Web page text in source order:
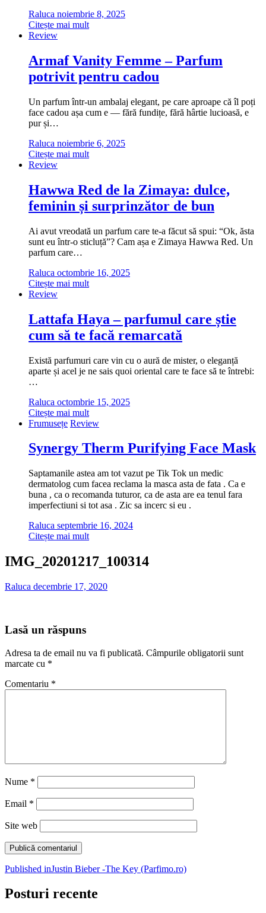
Raluca noiembrie 8, 2025
Citește mai mult
Review
Armaf Vanity Femme – Parfum
potrivit pentru cadou
Un parfum într-un ambalaj elegant, pe care aproape că îl poți
face cadou așa cum e — fără fundițe, fără hârtie lucioasă, e
pur și…
Raluca noiembrie 6, 2025
Citește mai mult
Review
Hawwa Red de la Zimaya: dulce,
feminin și surprinzător de bun
Ai avut vreodată un parfum care te-a făcut să spui: “Ok, ăsta
sunt eu într-o sticluță”? Cam așa e Zimaya Hawwa Red. Un
parfum care…
Raluca octombrie 16, 2025
Citește mai mult
Review
Lattafa Haya – parfumul care știe
cum să te facă remarcată
Există parfumuri care vin cu o aură de mister, o eleganță
aparte și acel je ne sais quoi oriental care te face să te întrebi:
…
Raluca octombrie 15, 2025
Citește mai mult
Frumusețe Review
Synergy Therm Purifying Face Mask
Saptamanile astea am tot vazut pe Tik Tok un medic
dermatolog cum facea reclama la masca asta de fata . Ca e
buna , ca o recomanda tuturor, ca de asta are ea tenul fara
imperfectiuni si tot asa . Zic sa incerc si eu .
Raluca septembrie 16, 2024
Citește mai mult
IMG_20201217_100314
Raluca decembrie 17, 2020
Lasă un răspuns
Adresa ta de email nu va fi publicată. Câmpurile obligatorii sunt
marcate cu *
Comentariu *
Nume *
Email *
Site web
Navigare
în
articole
Published inJustin Bieber -The Key (Parfimo.ro)
Posturi recente